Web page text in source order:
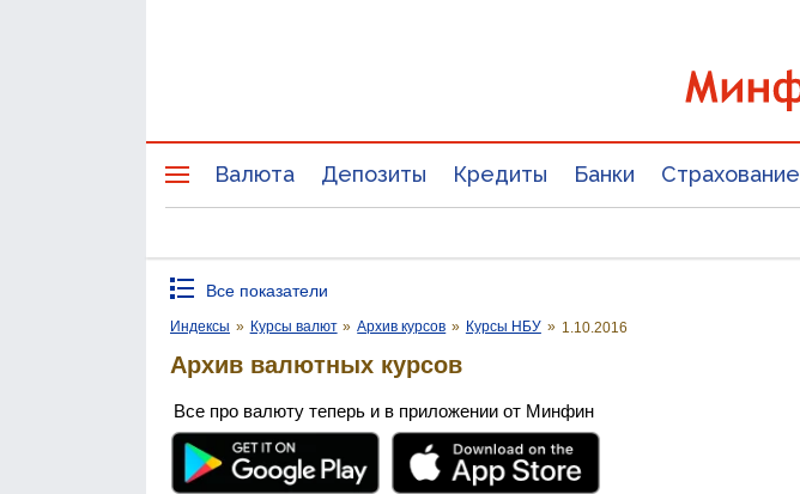
Валюта Депозиты Кредиты Банки Страхование
Все показатели
Индексы » Курсы валют » Архив курсов » Курсы НБУ » 1.10.2016
Архив валютных курсов
Все про валюту теперь и в приложении от Минфин